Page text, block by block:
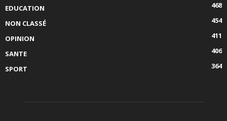
EDUCATION
468
NON CLASSÉ
454
OPINION
411
SANTE
406
SPORT
364